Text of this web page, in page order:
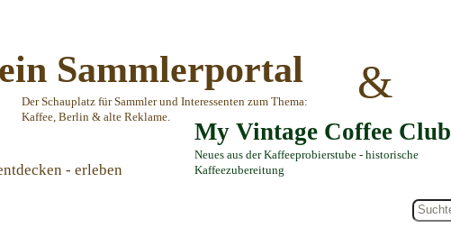
Sammlerportal
Der Schauplatz für Sammler und Interessenten zum Thema:
Kaffee, Berlin & alte Reklame.
&
My Vintage Coffee Club
Neues aus der Kaffeeprobierstube - historische
Kaffeezubereitung
- erleben